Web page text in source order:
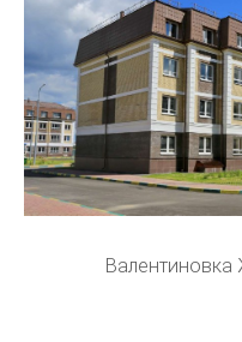
Валентиновка